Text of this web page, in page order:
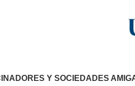
Y SOCIEDADES